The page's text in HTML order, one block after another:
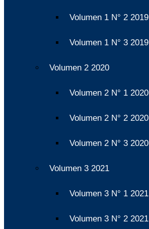
Volumen 1 N° 2 2019
Volumen 1 N° 3 2019
Volumen 2 2020
Volumen 2 N° 1 2020
Volumen 2 N° 2 2020
Volumen 2 N° 3 2020
Volumen 3 2021
Volumen 3 N° 1 2021
Volumen 3 N° 2 2021